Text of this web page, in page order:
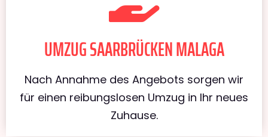
UMZUG SAARBRÜCKEN MALAGA
Nach Annahme des Angebots sorgen wir
für einen reibungslosen Umzug in Ihr neues
Zuhause.